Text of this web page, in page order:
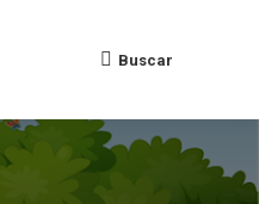
Buscar